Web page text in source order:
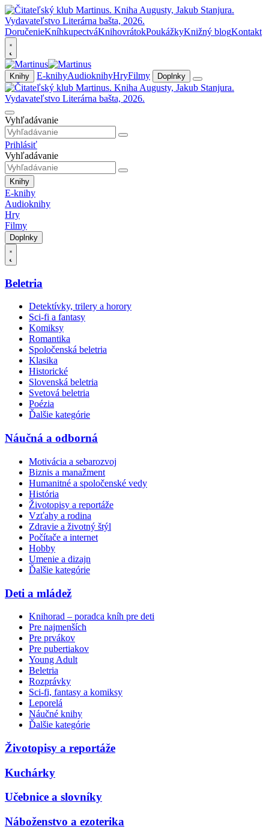
DoručenieKníhkupectváKnihovrátokPoukážkyKnižný blogKontakt
Knihy E-knihyAudioknihyHryFilmy Doplnky
Vyhľadávanie
Prihlásiť
Vyhľadávanie
Knihy
E-knihy
Audioknihy
Hry
Filmy
Doplnky
Beletria
Detektívky, trilery a horory
Sci-fi a fantasy
Komiksy
Romantika
Spoločenská beletria
Klasika
Historické
Slovenská beletria
Svetová beletria
Poézia
Ďalšie kategórie
Náučná a odborná
Motivácia a sebarozvoj
Biznis a manažment
Humanitné a spoločenské vedy
História
Životopisy a reportáže
Vzťahy a rodina
Zdravie a životný štýl
Počítače a internet
Hobby
Umenie a dizajn
Ďalšie kategórie
Deti a mládež
Knihorad – poradca kníh pre deti
Pre najmenších
Pre prvákov
Pre pubertiakov
Young Adult
Beletria
Rozprávky
Sci-fi, fantasy a komiksy
Leporelá
Náučné knihy
Ďalšie kategórie
Životopisy a reportáže
Kuchárky
Učebnice a slovníky
Náboženstvo a ezoterika